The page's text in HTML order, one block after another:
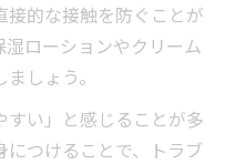
接的な接触を防ぐことが
ローションやクリーム
しょう。
い」と感じることが多
つけることで、トラブ